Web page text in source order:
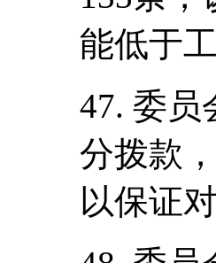
能低于
47. 委员
分拨款
以保证